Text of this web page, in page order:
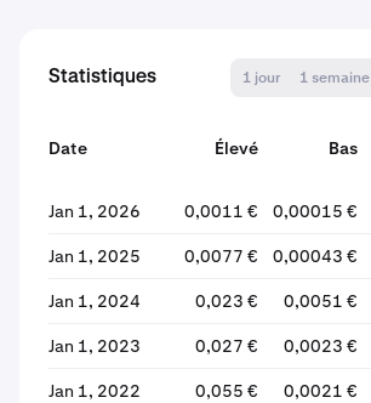
Statistiques 1 jour 1 semaine
Date Élevé Bas
Jan 1, 2026 0,0011 € 0,00015 €
Jan 1, 2025 0,0077 € 0,00043 €
Jan 1, 2024 0,023 € 0,0051 €
Jan 1, 2023 0,027 € 0,0023 €
Jan 1, 2022 0,055 € 0,0021 €